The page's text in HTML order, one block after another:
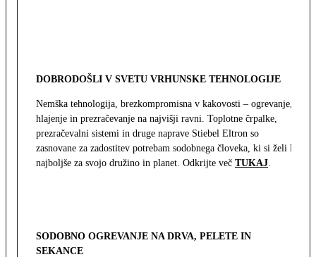
DOBRODOŠLI V SVETU VRHUNSKE TEHNOLOGIJE
Nemška tehnologija, brezkompromisna v kakovosti – ogrevanje,
hlajenje in prezračevanje na najvišji ravni. Toplotne črpalke,
prezračevalni sistemi in druge naprave Stiebel Eltron so
zasnovane za zadostitev potrebam sodobnega človeka, ki si želi le
najboljše za svojo družino in planet. Odkrijte več TUKAJ
SODOBNO OGREVANJE NA DRVA, PELETE IN
SEKANCE